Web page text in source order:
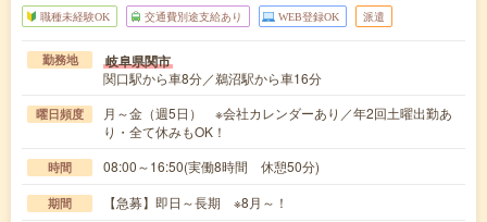
職種未経験OK 交通費別途支給あり WEB登録OK 派遣
勤務地 岐阜県関市
関口駅から車8分／鵜沼駅から車16分
曜日頻度
月～金（週5日） ※会社カレンダーあり／年2回土曜出勤あ
り・全て休みもOK！
時間 08:00～16:50(実働8時間 休憩50分)
期間 【急募】即日～長期 ※8月～！